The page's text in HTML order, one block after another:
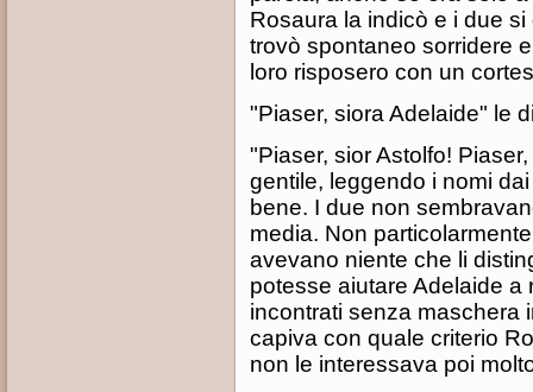
Rosaura la indicò e i due
trovò spontaneo sorridere
loro risposero con un
"Piaser, siora Adelaide" le
"Piaser, sior Astolfo!
gentile, leggendo i nomi
bene. I due non
media. Non
avevano niente che li
potesse aiutare Adelaide
incontrati senza maschera
capiva con quale criterio
non le interessava poi